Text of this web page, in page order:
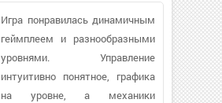
Игра понравилась динамичным
геймплеем и разнообразными
уровнями. Управление
интуитивно понятное, графика
на уровне, а механики